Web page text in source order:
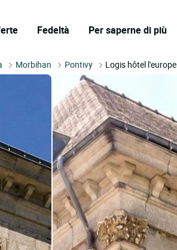
Fedeltà Per saperne di più
Morbihan Pontivy Logis hôtel l'europe